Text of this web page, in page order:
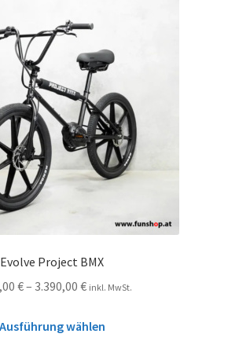
Evolve Project BMX
€– 3.390,00 € inkl. MwSt.
Ausführung wählen